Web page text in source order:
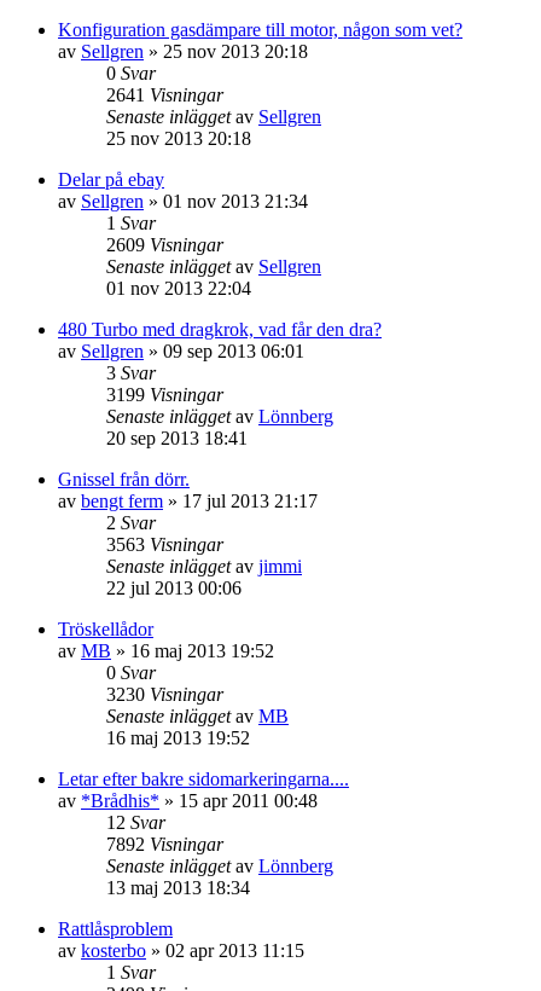
Konfiguration gasdämpare till motor, någon som vet?
av Sellgren » 25 nov 2013 20:18
0 Svar
2641 Visningar
Senaste inläggetav Sellgren
25 nov 2013 20:18
Delar på ebay
av Sellgren » 01 nov 2013 21:34
1 Svar
2609 Visningar
Senaste inläggetav Sellgren
01 nov 2013 22:04
480 Turbo med dragkrok, vad får den dra?
av Sellgren » 09 sep 2013 06:01
3 Svar
3199 Visningar
Senaste inläggetav Lönnberg
20 sep 2013 18:41
Gnissel från dörr.
av bengt ferm » 17 jul 2013 21:17
2 Svar
3563 Visningar
Senaste inläggetav jimmi
22 jul 2013 00:06
Tröskellådor
av MB » 16 maj 2013 19:52
0 Svar
3230 Visningar
Senaste inläggetav MB
16 maj 2013 19:52
Letar efter bakre sidomarkeringarna....
av *Brådhis* » 15 apr 2011 00:48
12 Svar
7892 Visningar
Senaste inläggetav Lönnberg
13 maj 2013 18:34
Rattlåsproblem
av kosterbo » 02 apr 2013 11:15
1 Svar